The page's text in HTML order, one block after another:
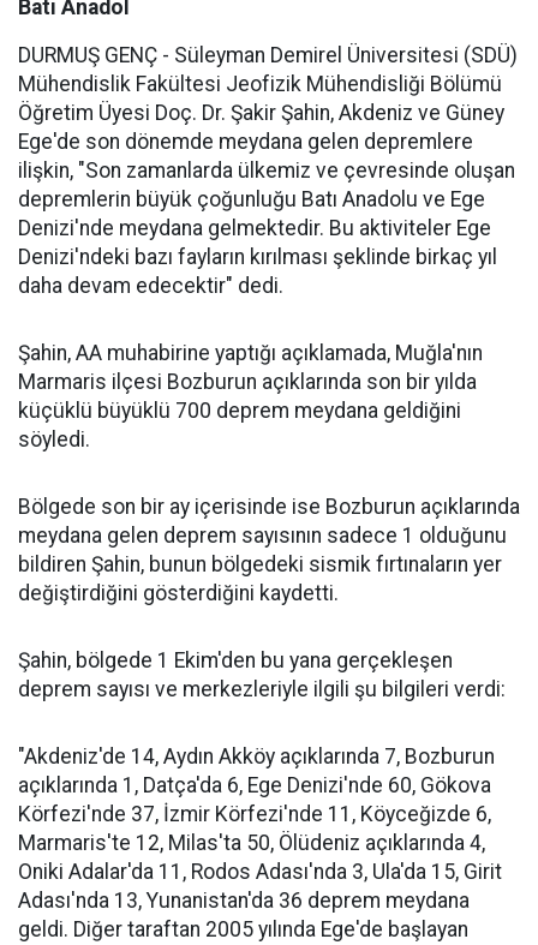
Batı Anadol
DURMUŞ GENÇ - Süleyman Demirel Üniversitesi (SDÜ)
Mühendislik Fakültesi Jeofizik Mühendisliği Bölümü
Öğretim Üyesi Doç. Dr. Şakir Şahin, Akdeniz ve Güney
Ege'de son dönemde meydana gelen depremlere
ilişkin, "Son zamanlarda ülkemiz ve çevresinde oluşan
depremlerin büyük çoğunluğu Batı Anadolu ve Ege
Denizi'nde meydana gelmektedir. Bu aktiviteler Ege
Denizi'ndeki bazı fayların kırılması şeklinde birkaç yıl
daha devam edecektir" dedi.
Şahin, AA muhabirine yaptığı açıklamada, Muğla'nın
Marmaris ilçesi Bozburun açıklarında son bir yılda
küçüklü büyüklü 700 deprem meydana geldiğini
söyledi.
Bölgede son bir ay içerisinde ise Bozburun açıklarında
meydana gelen deprem sayısının sadece 1 olduğunu
bildiren Şahin, bunun bölgedeki sismik fırtınaların yer
değiştirdiğini gösterdiğini kaydetti.
Şahin, bölgede 1 Ekim'den bu yana gerçekleşen
deprem sayısı ve merkezleriyle ilgili şu bilgileri verdi:
"Akdeniz'de 14, Aydın Akköy açıklarında 7, Bozburun
açıklarında 1, Datça'da 6, Ege Denizi'nde 60, Gökova
Körfezi'nde 37, İzmir Körfezi'nde 11, Köyceğizde 6,
Marmaris'te 12, Milas'ta 50, Ölüdeniz açıklarında 4,
Oniki Adalar'da 11, Rodos Adası'nda 3, Ula'da 15, Girit
Adası'nda 13, Yunanistan'da 36 deprem meydana
geldi. Diğer taraftan 2005 yılında Ege'de başlayan